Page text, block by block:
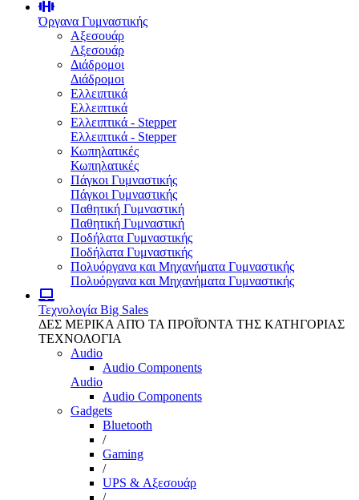
Όργανα Γυμναστικής
Αξεσουάρ
Αξεσουάρ
Διάδρομοι
Διάδρομοι
Ελλειπτικά
Ελλειπτικά
Ελλειπτικά - Stepper
Ελλειπτικά - Stepper
Κωπηλατικές
Κωπηλατικές
Πάγκοι Γυμναστικής
Πάγκοι Γυμναστικής
Παθητική Γυμναστική
Παθητική Γυμναστική
Ποδήλατα Γυμναστικής
Ποδήλατα Γυμναστικής
Πολυόργανα και Μηχανήματα Γυμναστικής
Πολυόργανα και Μηχανήματα Γυμναστικής
Τεχνολογία Big Sales
ΔΕΣ ΜΕΡΙΚΑ ΑΠΌ ΤΑ ΠΡΟΪΌΝΤΑ ΤΗΣ ΚΑΤΗΓΟΡΙΑΣ
ΤΕΧΝΟΛΟΓΙΑ
Audio
Audio Components
Audio
Audio Components
Gadgets
Bluetooth
/
Gaming
/
UPS & Αξεσουάρ
/